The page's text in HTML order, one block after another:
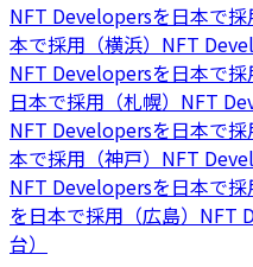
NFT Developersを日本で採
本で採用（横浜） NFT
NFT Developersを日本で採
日本で採用（札幌） NFT
NFT Developersを日本で採
本で採用（神戸） NFT
NFT Developersを日本で採
を日本で採用（広島） NFT
台）